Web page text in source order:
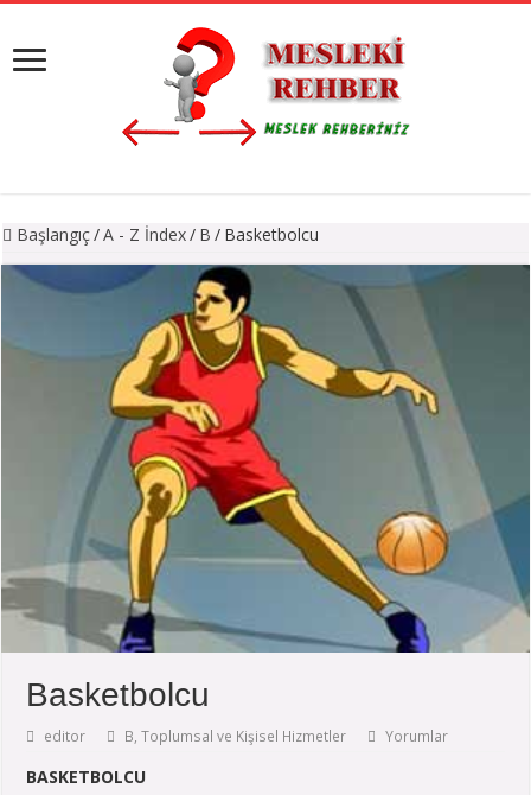
Başlangıç/A - Z İndex/ B / Basketbolcu
Basketbolcu
editor B ,Toplumsal ve Kişisel Hizmetler Yorumlar
BASKETBOLCU